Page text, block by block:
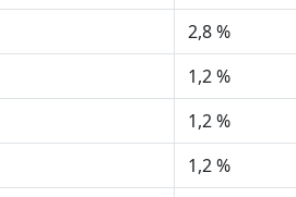
2,8 %
1,2 %
1,2 %
1,2 %